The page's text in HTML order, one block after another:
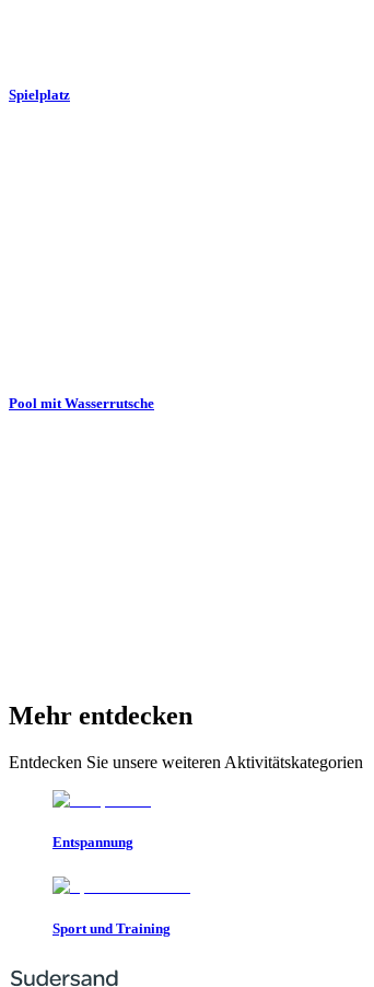
Spielplatz
Pool mit Wasserrutsche
Mehr entdecken
Entdecken Sie unsere weiteren Aktivitätskategorien
Entspannung
Sport und Training